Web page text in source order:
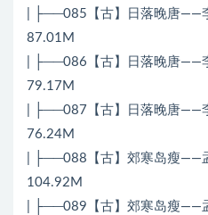
| ├──085【古】日落晚唐——
87.01M
| ├──086【古】日落晚唐——
79.17M
| ├──087【古】日落晚唐——
76.24M
| ├──088【古】郊寒岛瘦——
104.92M
| ├──089【古】郊寒岛瘦——